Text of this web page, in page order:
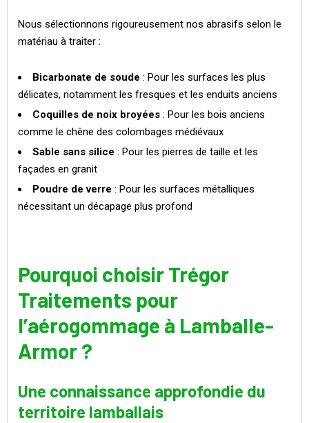
Nous sélectionnons rigoureusement nos abrasifs selon le
matériau à traiter :
Bicarbonate de soude : Pour les surfaces les plus
délicates, notamment les fresques et les enduits anciens
Coquilles de noix broyées : Pour les bois anciens
comme le chêne des colombages médiévaux
Sable sans silice : Pour les pierres de taille et les
façades en granit
Poudre de verre : Pour les surfaces métalliques
nécessitant un décapage plus profond
Pourquoi choisir Trégor
Traitements pour
l’aérogommage à Lamballe-
Armor ?
Une connaissance approfondie du
territoire lamballais